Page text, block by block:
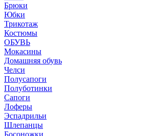
Брюки
Юбки
Трикотаж
Костюмы
ОБУВЬ
Мокасины
Домашняя обувь
Челси
Полусапоги
Полуботинки
Сапоги
Лоферы
Эспадрильи
Шлепанцы
Босоножки